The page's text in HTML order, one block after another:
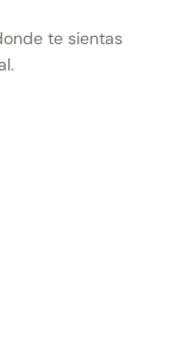
te sientas